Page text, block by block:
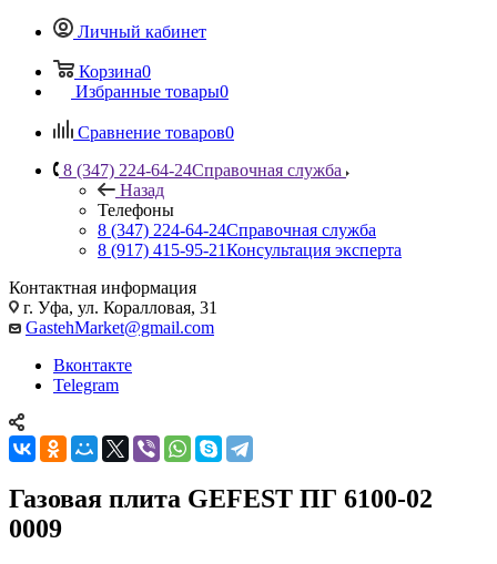
Личный кабинет
Корзина0
Избранные товары0
Сравнение товаров0
8 (347) 224-64-24Справочная служба
Назад
Телефоны
8 (347) 224-64-24Справочная служба
8 (917) 415-95-21Консультация эксперта
Контактная информация
г. Уфа, ул. Коралловая, 31
GastehMarket@gmail.com
Вконтакте
Telegram
Газовая плита GEFEST ПГ 6100-02
0009